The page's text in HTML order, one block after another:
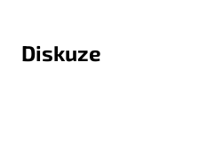
Diskuze